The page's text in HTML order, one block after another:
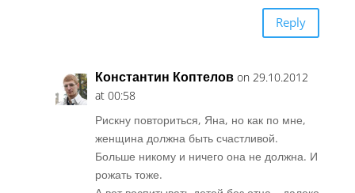
Reply
Константин Коптелов on 29.10.2012
at 00:58
Рискну повториться, Яна, но как по мне,
женщина должна быть счастливой.
Больше никому и ничего она не должна. И
рожать тоже.